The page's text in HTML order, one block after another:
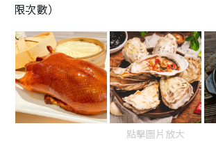
限次數）
點擊圖片放大